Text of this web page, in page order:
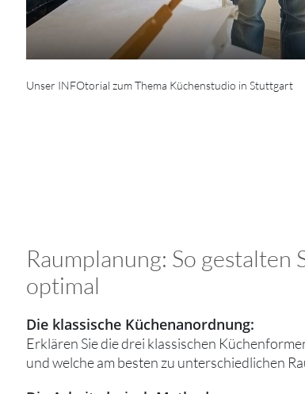
Unser INFOtorial zum Thema Küchenstudio in Stuttgart
Raumplanung: So gestalten
optimal
Die klassische Küchenanordnung:
Erklären Sie die drei klassischen
und welche am besten zu unterschiedlichen